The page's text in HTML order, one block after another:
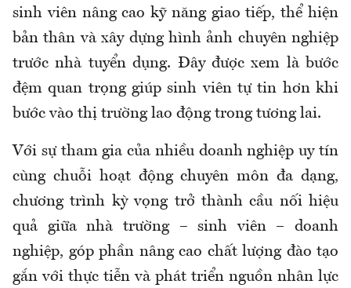
sinh viên nâng cao kỹ năng giao tiếp, thể hiện
bản thân và xây dựng hình ảnh chuyên nghiệp
trước nhà tuyển dụng. Đây được xem là bước
đệm quan trọng giúp sinh viên tự tin hơn khi
bước vào thị trường lao động trong tương lai.
Với sự tham gia của nhiều doanh nghiệp uy tín
cùng chuỗi hoạt động chuyên môn đa dạng,
chương trình kỳ vọng trở thành cầu nối hiệu
quả giữa nhà trường – sinh viên – doanh
nghiệp, góp phần nâng cao chất lượng đào tạo
gắn với thực tiễn và phát triển nguồn nhân lực